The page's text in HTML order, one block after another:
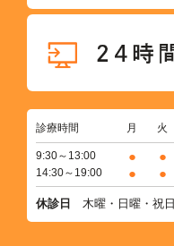
診療時間 月 火
9:30～13:00 ● ●
14:30～19:00
● ●
休診日 木曜・日曜・祝日